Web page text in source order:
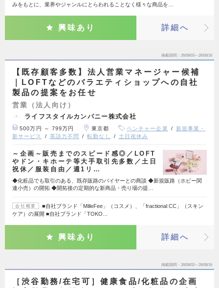
みをもとに、業界やジャンルにとらわれることなく様々な商品を…
興味あり 詳細へ
掲載期間 26/08/03～26/08/16
【既存顧客多数】法人営業マネージャー候補
｜LOFTなどのバラエティショップへの自社
製品の提案をお任せ
営業（法人向け）
ライフスタイルカンパニー株式会社
500万円 ～ 799万円 東京都 ベンチャー企業
新規事業・
新サービス
英語力不問 転勤なし 土日祝休み
～企画～販売までのスピード感◎／LOFT
やドン・キホーテ等大手取引先多数／土日
祝休／服装自由／週1リ…
◆化粧品でも取引のある、既存販路のバイヤーとの商談 ◆新規販路（ホビー関
連小売）の開拓 ◆開拓後の定期的な新商品・売り場の提…
会社概要
■自社ブランド「MilleFee」（コスメ）、「fractional CC」（スキン
ケア）の展開 ■自社ブランド「TOKO…
興味あり 詳細へ
掲載期間 26/08/03～26/08/16
［渋谷勤務/在宅可］健康食品/化粧品の企画